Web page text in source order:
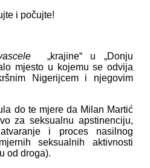
i počujte!
„krajine“ u „Donju
mjesto u kojemu se odvija
Nigerijcem i njegovim
do te mjere da Milan Martić
za seksualnu apstinenciju,
i proces nasilnog
seksualnih aktivnosti
od droga).